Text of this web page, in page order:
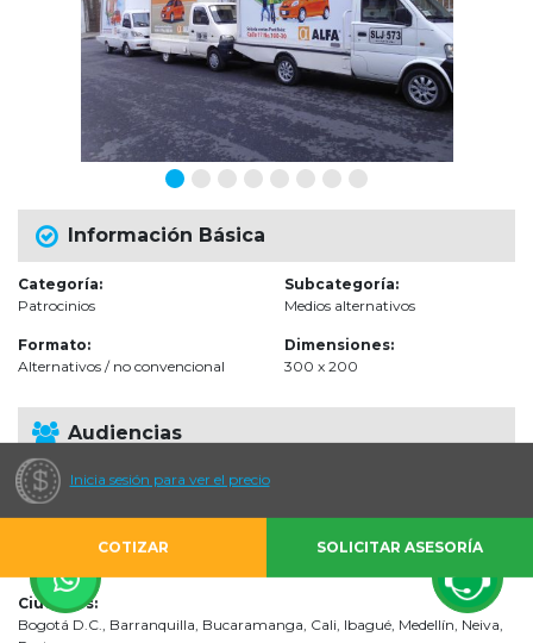
Información Básica
Categoría:
Patrocinios
Subcategoría:
Medios alternativos
Formato:
Alternativos / no convencional
Dimensiones:
300 x 200
Audiencias
Escenarios de impacto:
Vías Públicas
Impactos estimados:
Ciudades:
Bogotá D.C., Barranquilla, Bucaramanga, Cali, Ibagué, Medellín, Neiva,
Inicia sesión para ver el precio
COTIZAR SOLICITAR ASESORÍA